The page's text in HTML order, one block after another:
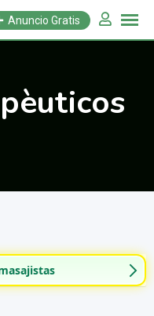
Anuncio Gratis